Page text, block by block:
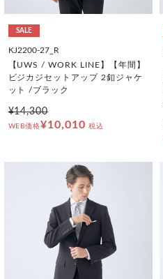
SALE
KJ2200-27_R
【UWS / WORK LINE】【年間】
ビジカジセットアップ 2釦ジャケ
ット /ブラック
¥14,300
WEB価格¥10,010 税込